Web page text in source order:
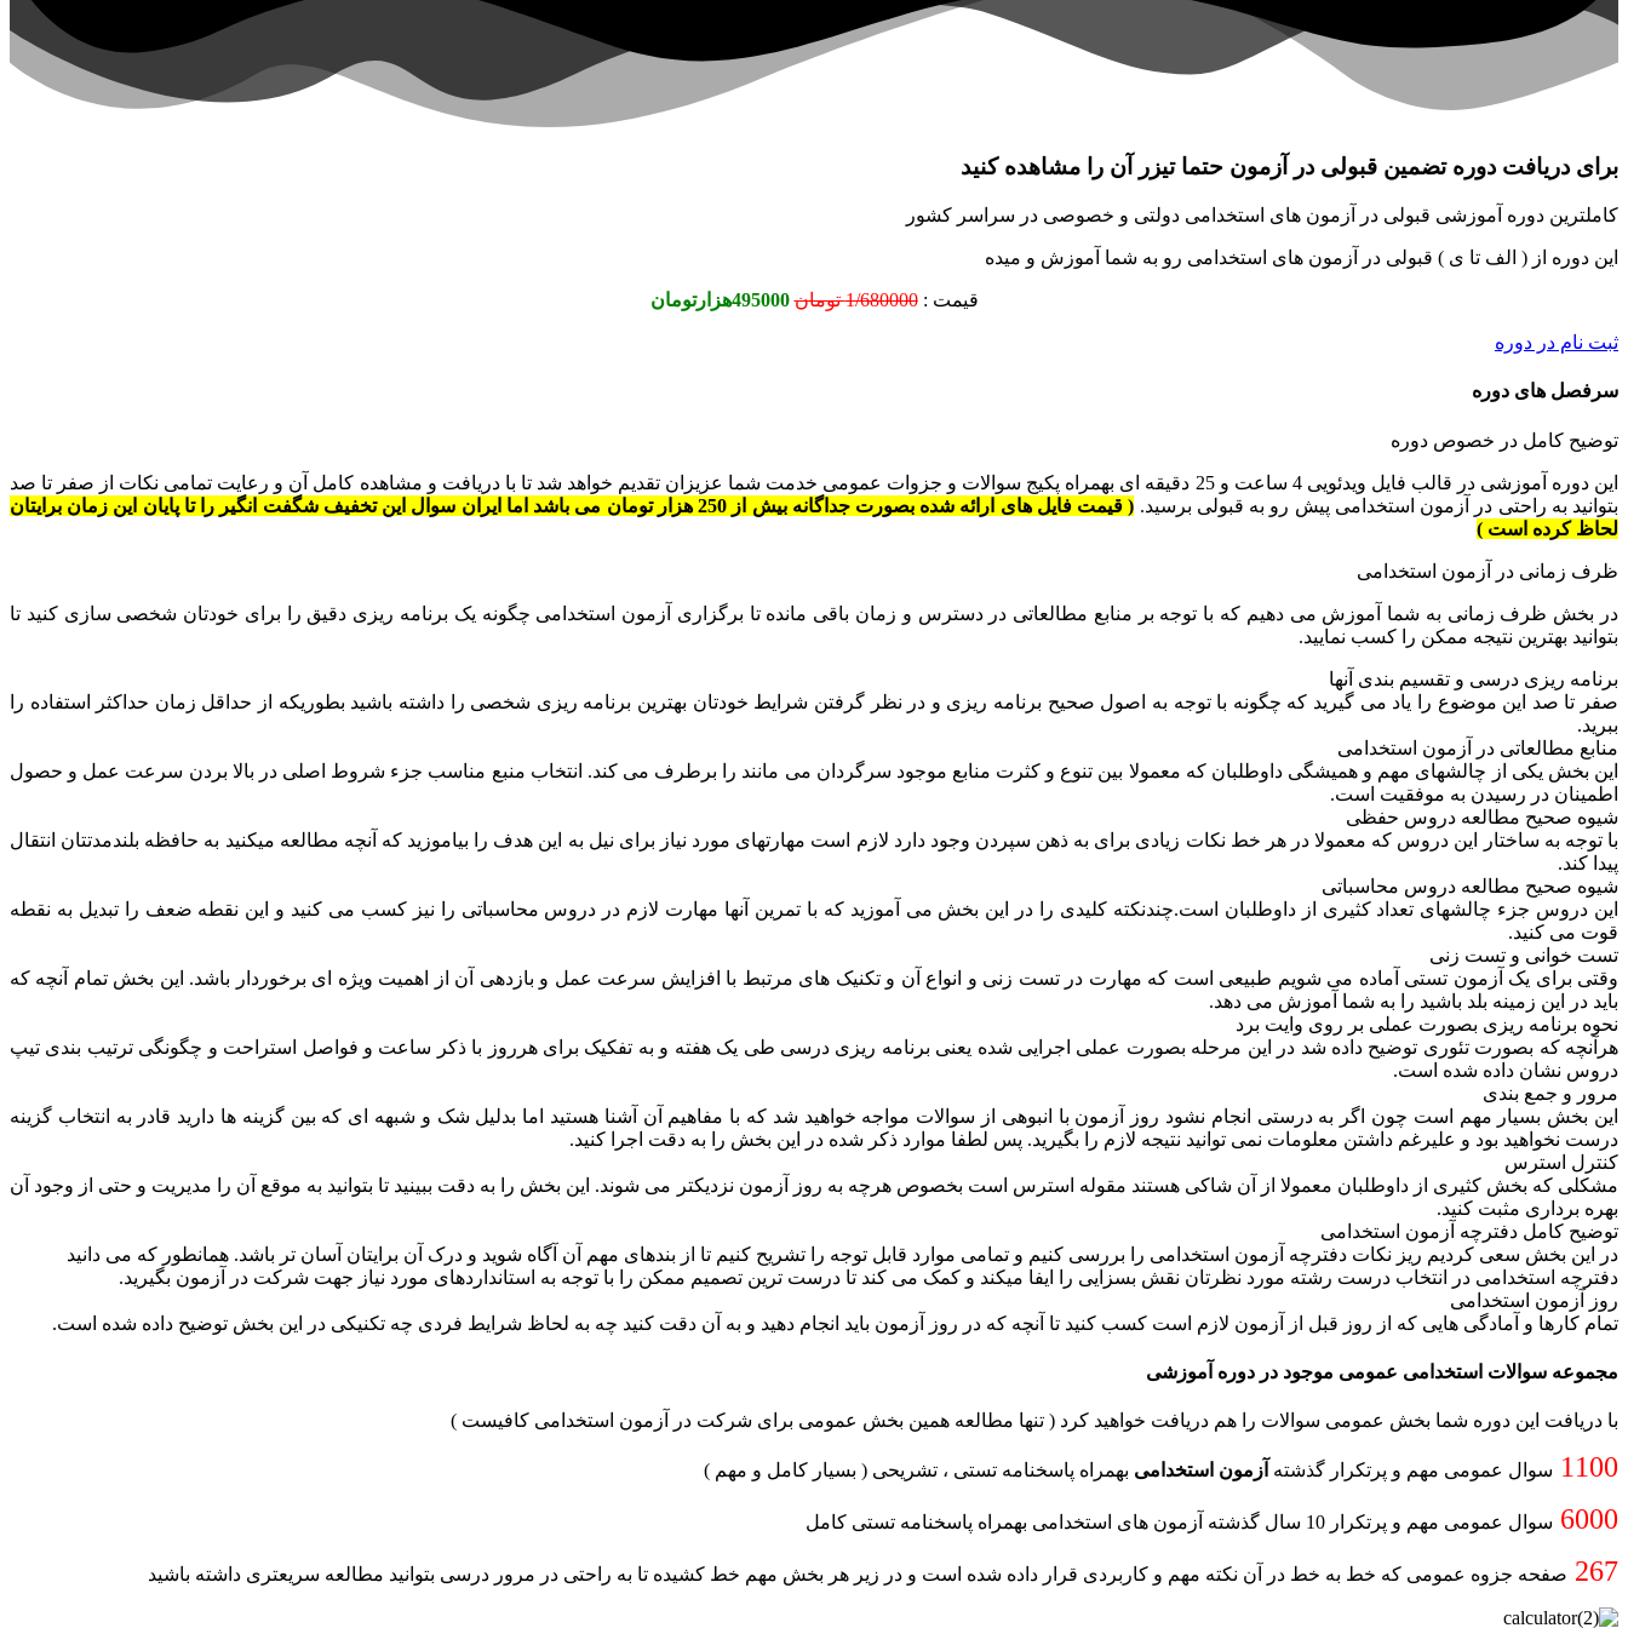
برای دریافت دوره تضمین قبولی در آزمون حتما تیزر آن را مشاهده کنید
کاملترین دوره آموزشی قبولی در آزمون های استخدامی دولتی و خصوصی در سراسر کشور
این دوره از ( الف تا ی ) قبولی در آزمون های استخدامی رو به شما آموزش و میده
قیمت :1/680000 تومان 495000هزارتومان
ثبت نام در دوره
سرفصل های دوره
توضیح کامل در خصوص دوره
این دوره آموزشی در قالب فایل ویدئویی 4 ساعت و 25 دقیقه ای بهمراه پکیج سوالات و جزوات عمومی خدمت شما عزیزان تقدیم خواهد شد تا با دریافت و مشاهده کامل آن و رعایت تمامی نکات از صفر تا صد
بتوانید به راحتی در آزمون استخدامی پیش رو به قبولی برسید.
( قیمت فایل های ارائه شده بصورت جداگانه بیش از 250 هزار تومان می باشد اما ایران سوال این تخفیف شگفت انگیر را تا پایان این زمان برایتان
لحاظ کرده است )
ظرف زمانی در آزمون استخدامی
در بخش ظرف زمانی به شما آموزش می دهیم که با توجه بر منابع مطالعاتی در دسترس و زمان باقی مانده تا برگزاری آزمون استخدامی چگونه یک برنامه ریزی دقیق را برای خودتان شخصی سازی کنید تا
بتوانید بهترین نتیجه ممکن را کسب نمایید.
برنامه ریزی درسی و تقسیم بندی آنها
صفر تا صد این موضوع را یاد می گیرید که چگونه با توجه به اصول صحیح برنامه ریزی و در نظر گرفتن شرایط خودتان بهترین برنامه ریزی شخصی را داشته باشید بطوریکه از حداقل زمان حداکثر استفاده را
ببرید.
منابع مطالعاتی در آزمون استخدامی
این بخش یکی از چالشهای مهم و همیشگی داوطلبان که معمولا بین تنوع و کثرت منابع موجود سرگردان می مانند را برطرف می کند. انتخاب منبع مناسب جزء شروط اصلی در بالا بردن سرعت عمل و حصول
اطمینان در رسیدن به موفقیت است.
شیوه صحیح مطالعه دروس حفظی
با توجه به ساختار این دروس که معمولا در هر خط نکات زیادی برای به ذهن سپردن وجود دارد لازم است مهارتهای مورد نیاز برای نیل به این هدف را بیاموزید که آنچه مطالعه میکنید به حافظه بلندمدتتان انتقال
پیدا کند.
شیوه صحیح مطالعه دروس محاسباتی
این دروس جزء چالشهای تعداد کثیری از داوطلبان است.چندنکته کلیدی را در این بخش می آموزید که با تمرین آنها مهارت لازم در دروس محاسباتی را نیز کسب می کنید و این نقطه ضعف را تبدیل به نقطه
قوت می کنید.
تست خوانی و تست زنی
وقتی برای یک آزمون تستی آماده می شویم طبیعی است که مهارت در تست زنی و انواع آن و تکنیک های مرتبط با افزایش سرعت عمل و بازدهی آن از اهمیت ویژه ای برخوردار باشد. این بخش تمام آنچه که
باید در این زمینه بلد باشید را به شما آموزش می دهد.
نحوه برنامه ریزی بصورت عملی بر روی وایت برد
هرآنچه که بصورت تئوری توضیح داده شد در این مرحله بصورت عملی اجرایی شده یعنی برنامه ریزی درسی طی یک هفته و به تفکیک برای هرروز با ذکر ساعت و فواصل استراحت و چگونگی ترتیب بندی تیپ
دروس نشان داده شده است.
مرور و جمع بندی
این بخش بسیار مهم است چون اگر به درستی انجام نشود روز آزمون با انبوهی از سوالات مواجه خواهید شد که با مفاهیم آن آشنا هستید اما بدلیل شک و شبهه ای که بین گزینه ها دارید قادر به انتخاب گزینه
درست نخواهید بود و علیرغم داشتن معلومات نمی توانید نتیجه لازم را بگیرید. پس لطفا موارد ذکر شده در این بخش را به دقت اجرا کنید.
کنترل استرس
مشکلی که بخش کثیری از داوطلبان معمولا از آن شاکی هستند مقوله استرس است بخصوص هرچه به روز آزمون نزدیکتر می شوند. این بخش را به دقت ببینید تا بتوانید به موقع آن را مدیریت و حتی از وجود آن
بهره برداری مثبت کنید.
توضیح کامل دفترچه آزمون استخدامی
در این بخش سعی کردیم ریز نکات دفترچه آزمون استخدامی را بررسی کنیم و تمامی موارد قابل توجه را تشریح کنیم تا از بندهای مهم آن آگاه شوید و درک آن برایتان آسان تر باشد. همانطور که می دانید
دفترچه استخدامی در انتخاب درست رشته مورد نظرتان نقش بسزایی را ایفا میکند و کمک می کند تا درست ترین تصمیم ممکن را با توجه به استانداردهای مورد نیاز جهت شرکت در آزمون بگیرید.
روز آزمون استخدامی
تمام کارها و آمادگی هایی که از روز قبل از آزمون لازم است کسب کنید تا آنچه که در روز آزمون باید انجام دهید و به آن دقت کنید چه به لحاظ شرایط فردی چه تکنیکی در این بخش توضیح داده شده است.
مجموعه سوالات استخدامی عمومی موجود در دوره آموزشی
با دریافت این دوره شما بخش عمومی سوالات را هم دریافت خواهید کرد ( تنها مطالعه همین بخش عمومی برای شرکت در آزمون استخدامی کافیست )
1100 سوال عمومی مهم و پرتکرار گذشته آزمون استخدامی بهمراه پاسخنامه تستی ، تشریحی ( بسیار کامل و مهم )
6000 سوال عمومی مهم و پرتکرار 10 سال گذشته آزمون های استخدامی بهمراه پاسخنامه تستی کامل
267 صفحه جزوه عمومی که خط به خط در آن نکته مهم و کاربردی قرار داده شده است و در زیر هر بخش مهم خط کشیده تا به راحتی در مرور درسی بتوانید مطالعه سریعتری داشته باشید